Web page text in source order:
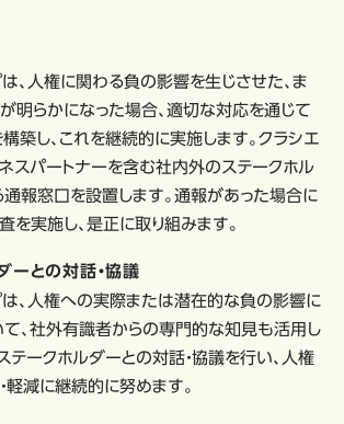
、人権に関わる負の影響を生じさせた、ま
明らかになった場合、適切な対応を通じて
築し、これを継続的に実施します。クラシエ
スパートナーを含む社内外のステークホル
報窓口を設置します。通報があった場合に
を実施し、是正に取り組みます。
ーとの対話・協議
、人権への実際または潜在的な負の影響に
、社外有識者からの専門的な知見も活用し
テークホルダーとの対話・協議を行い、人権
軽減に継続的に努めます。